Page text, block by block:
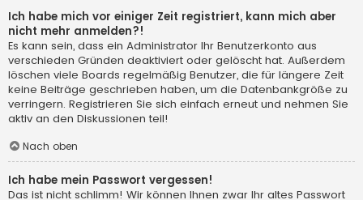
Ich habe mich vor einiger Zeit registriert, kann mich aber
nicht mehr anmelden?!
Es kann sein, dass ein Administrator Ihr Benutzerkonto aus
verschieden Gründen deaktiviert oder gelöscht hat. Außerdem
löschen viele Boards regelmäßig Benutzer, die für längere Zeit
keine Beiträge geschrieben haben, um die Datenbankgröße zu
verringern. Registrieren Sie sich einfach erneut und nehmen Sie
aktiv an den Diskussionen teil!
Nach oben
Ich habe mein Passwort vergessen!
Das ist nicht schlimm! Wir können Ihnen zwar Ihr altes Passwort